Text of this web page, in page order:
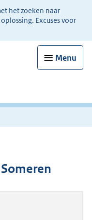
het zoeken naar
Excuses voor
Menu